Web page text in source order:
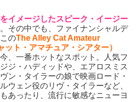
イメージしたスピーク・イージー
その中でも、ファイナンシャルデ
のThe Alley Cat Amateur
ト・アマチュア・シアター）
、一番ホットなスポット。人気フ
ジ・ハディッドや、エアロスミス
ン・タイラーの娘で映画ロード・
ウェン役のリヴ・タイラーなど、
あったり、流行に敏感なニューヨ